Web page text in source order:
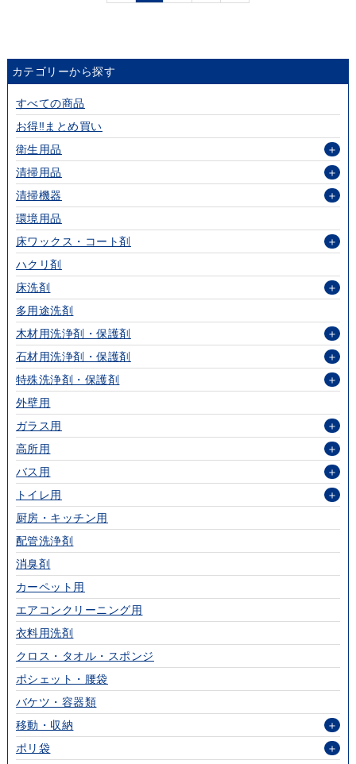
カテゴリーから探す
すべての商品
お得‼まとめ買い
衛生用品
＋
清掃用品
＋
清掃機器
＋
環境用品
床ワックス・コート剤
＋
ハクリ剤
床洗剤
＋
多用途洗剤
木材用洗浄剤・保護剤
＋
石材用洗浄剤・保護剤
＋
特殊洗浄剤・保護剤
＋
外壁用
ガラス用
＋
高所用
＋
バス用
＋
トイレ用
＋
厨房・キッチン用
配管洗浄剤
消臭剤
カーペット用
エアコンクリーニング用
衣料用洗剤
クロス・タオル・スポンジ
ポシェット・腰袋
バケツ・容器類
移動・収納
＋
ポリ袋
＋